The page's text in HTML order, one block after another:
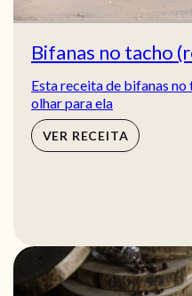
Bifanas no tacho
Esta receita de bifanas no
olhar para ela
VER RECEITA